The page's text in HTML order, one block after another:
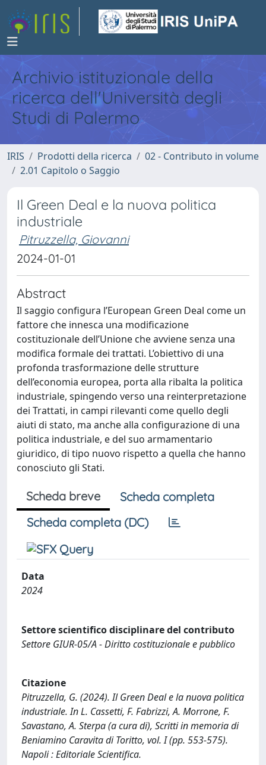
Archivio istituzionale della
ricerca dell'Università degli
Studi di Palermo
IRIS Prodotti della ricerca
02 - Contributo in volume
2.01 Capitolo o Saggio
Il Green Deal e la nuova politica
industriale
Pitruzzella, Giovanni
2024-01-01
Abstract
Il saggio configura l’European Green Deal come un
fattore che innesca una modificazione
costituzionale dell’Unione che avviene senza una
modifica formale dei trattati. L’obiettivo di una
profonda trasformazione delle strutture
dell’economia europea, porta alla ribalta la politica
industriale, spingendo verso una reinterpretazione
dei Trattati, in campi rilevanti come quello degli
aiuti di stato, ma anche alla configurazione di una
politica industriale, e del suo armamentario
giuridico, di tipo nuovo rispetto a quella che hanno
conosciuto gli Stati.
Scheda breve
Scheda completa
Scheda completa (DC)
Data
2024
Settore scientifico disciplinare del contributo
Settore GIUR-05/A - Diritto costituzionale e pubblico
Citazione
Pitruzzella, G. (2024). Il Green Deal e la nuova politica
industriale. In L. Cassetti, F. Fabrizzi, A. Morrone, F.
Savastano, A. Sterpa (a cura di), Scritti in memoria di
Beniamino Caravita di Toritto, vol. I (pp. 553-575).
Napoli : Editoriale Scientifica.